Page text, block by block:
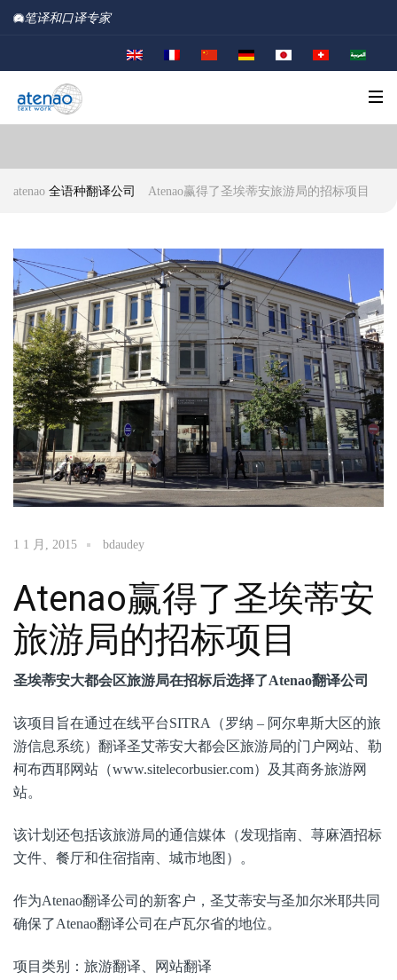
笔译和口译专家
atenao 全语种翻译公司 Atenao赢得了圣埃蒂安旅游局的招标项目
1 1 月, 2015 bdaudey
Atenao赢得了圣埃蒂安
旅游局的招标项目
圣埃蒂安大都会区旅游局在招标后选择了Atenao翻译公司
该项目旨在通过在线平台SITRA（罗纳 – 阿尔卑斯大区的旅
游信息系统）翻译圣艾蒂安大都会区旅游局的门户网站、勒
柯布西耶网站（www.sitelecorbusier.com）及其商务旅游网
站。
该计划还包括该旅游局的通信媒体（发现指南、荨麻酒招标
文件、餐厅和住宿指南、城市地图）。
作为Atenao翻译公司的新客户，圣艾蒂安与圣加尔米耶共同
确保了Atenao翻译公司在卢瓦尔省的地位。
项目类别：旅游翻译、网站翻译